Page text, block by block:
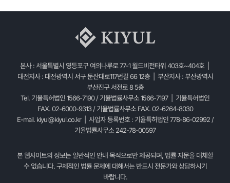
본사 : 서울특별시 영등포구 여의나루로 77-1 월드비전타워 403호~404호 |
대전지사 : 대전광역시 서구 둔산대로117번길 66 12층 | 부산지사 : 부산광역시
부산진구 서전로 8 5층
Tel. 기율특허법인 1566-7190 / 기율법률사무소 1566-7197 | 기율특허법인
FAX. 02-6000-9313 / 기율법률사무소 FAX. 02-6264-8030
E-mail. kiyul@kiyul.co.kr| 사업자 등록번호 : 기율특허법인 778-86-02992 /
기율법률사무소 242-78-00597
본 웹사이트의 정보는 일반적인 안내 목적으로만 제공되며, 법률 자문을 대체할
수 없습니다. 구체적인 법률 문제에 대해서는 반드시 전문가와 상담하시기
바랍니다.